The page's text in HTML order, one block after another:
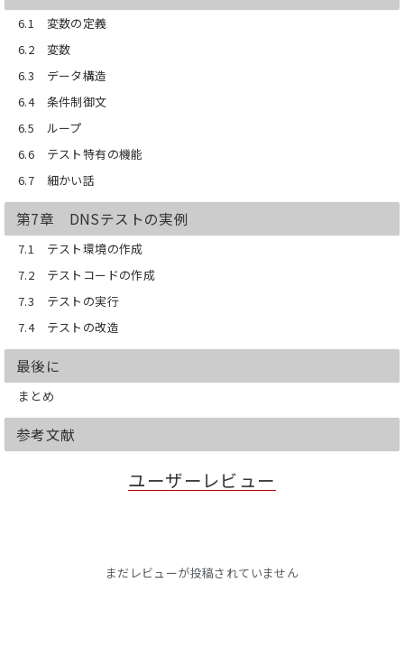
6.1 変数の定義
6.2 変数
6.3 データ構造
6.4 条件制御文
6.5 ループ
6.6 テスト特有の機能
6.7 細かい話
第7章 DNSテストの実例
7.1 テスト環境の作成
7.2 テストコードの作成
7.3 テストの実行
7.4 テストの改造
最後に
まとめ
参考文献
ユーザーレビュー
まだレビューが投稿されていません